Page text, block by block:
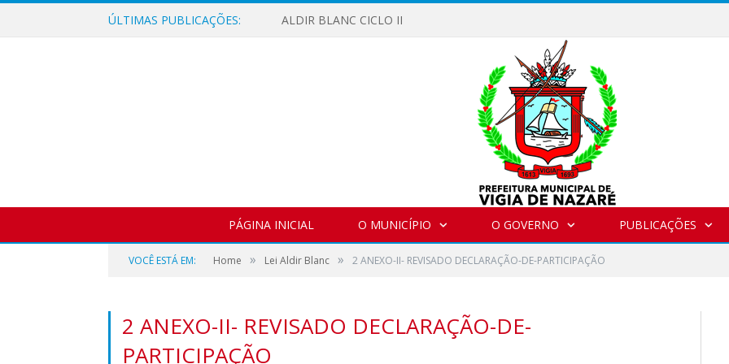
ÚLTIMAS PUBLICAÇÕES: ALDIR BLANC CICLO II
PÁGINA INICIAL O MUNICÍPIO O GOVERNO PUBLICAÇÕES
VOCÊ ESTÁ EM: Home » Lei Aldir Blanc » 2 ANEXO-II- REVISADO DECLARAÇÃO-DE-PARTICIPAÇÃO
2 ANEXO-II- REVISADO DECLARAÇÃO-DE-
PARTICIPAÇÃO